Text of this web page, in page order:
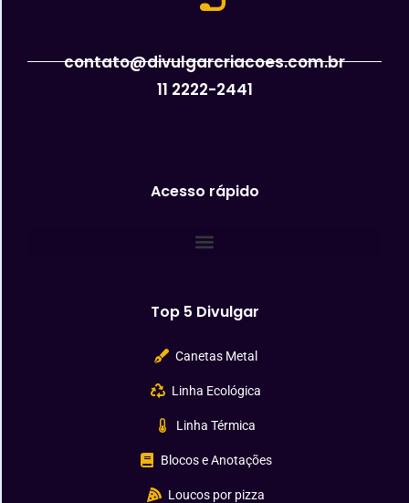
contato@divulgarcriacoes.com.br
11 2222-2441
Acesso rápido
Top 5 Divulgar
Canetas Metal
Linha Ecológica
Linha Térmica
Blocos e Anotações
Loucos por pizza